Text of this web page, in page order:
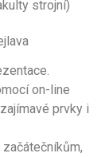
strojní)
on-line
prvky i